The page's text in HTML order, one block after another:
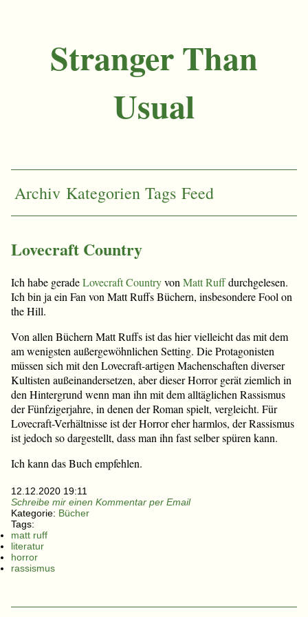
Stranger Than
Usual
Archiv Kategorien Tags Feed
Lovecraft Country
Ich habe geradeLovecraft Countryvon Matt Ruffdurchgelesen.
Ich bin ja ein Fan von Matt Ruffs Büchern, insbesondere Fool on
the Hill.
Von allen Büchern Matt Ruffs ist das hier vielleicht das mit dem
am wenigsten außergewöhnlichen Setting. Die Protagonisten
müssen sich mit den Lovecraft-artigen Machenschaften diverser
Kultisten außeinandersetzen, aber dieser Horror gerät ziemlich in
den Hintergrund wenn man ihn mit dem alltäglichen Rassismus
der Fünfzigerjahre, in denen der Roman spielt, vergleicht. Für
Lovecraft-Verhältnisse ist der Horror eher harmlos, der Rassismus
ist jedoch so dargestellt, dass man ihn fast selber spüren kann.
Ich kann das Buch empfehlen.
12.12.2020 19:11
Schreibe mir einen Kommentar per Email
Kategorie: Bücher
Tags:
matt ruff
literatur
horror
rassismus